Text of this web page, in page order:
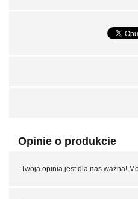
Opinie o produkcie
Twoja opinia jest dla nas ważna!